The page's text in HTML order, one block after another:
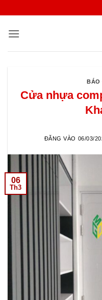
nội
BÁO
Cửa nhựa
ĐĂNG VÀO 06/03/
06
Th3